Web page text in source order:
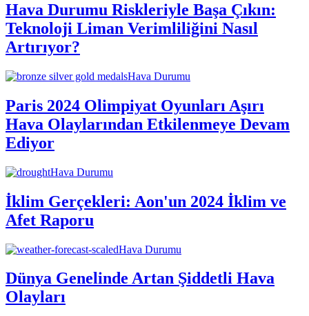
Hava Durumu Riskleriyle Başa Çıkın:
Teknoloji Liman Verimliliğini Nasıl
Artırıyor?
Hava Durumu
Paris 2024 Olimpiyat Oyunları Aşırı
Hava Olaylarından Etkilenmeye Devam
Ediyor
Hava Durumu
İklim Gerçekleri: Aon'un 2024 İklim ve
Afet Raporu
Hava Durumu
Dünya Genelinde Artan Şiddetli Hava
Olayları